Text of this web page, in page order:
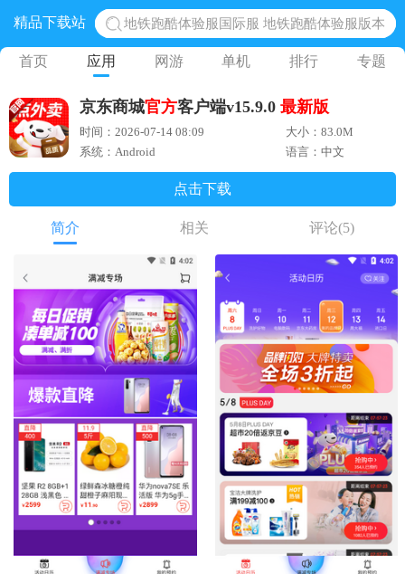
精品下载站
地铁跑酷体验服国际服 地铁跑酷体验服版本
网易光遇手游正版 点亮星空共庆周年
蛋仔派对下载 蛋仔派对体验服
奥特曼王者传奇 正版奥特曼游戏
首页 应用 网游 单机 排行 专题
京东商城官方客户端v15.9.0 最新版
时间：2026-07-14 08:09
大小：83.0M
系统：Android
语言：中文
点击下载
简介 相关 评论(5)